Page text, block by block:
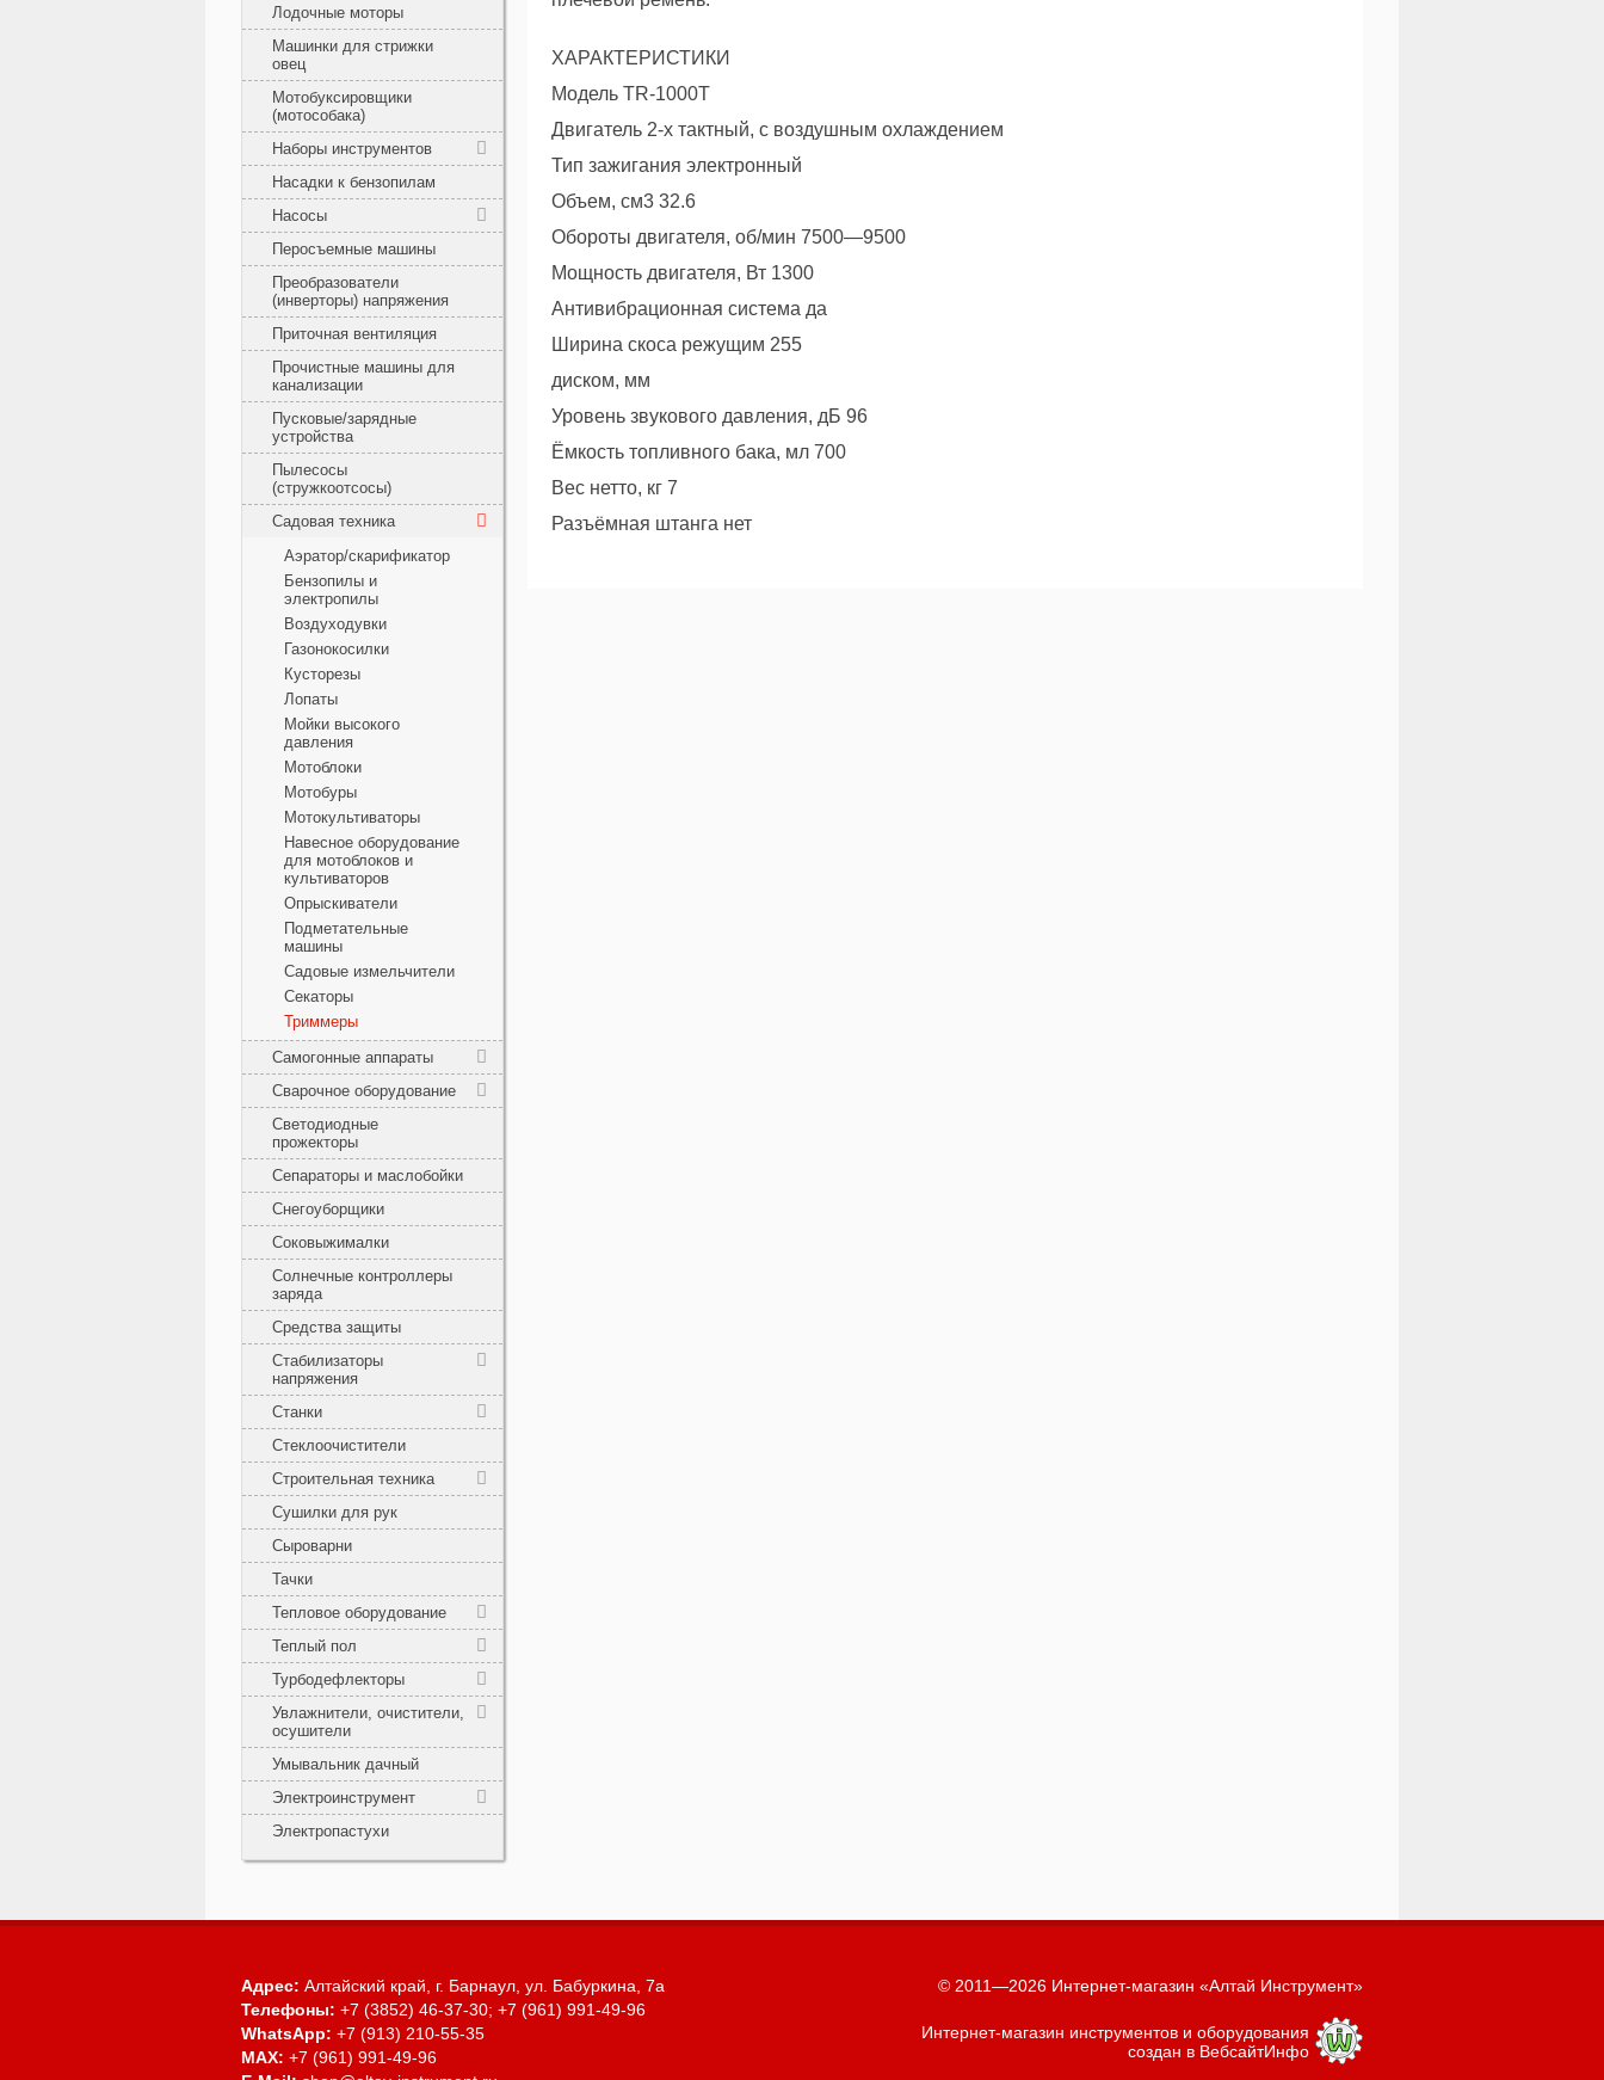
Лодочные моторы
Машинки для стрижки
овец
Мотобуксировщики
(мотособака)
Наборы инструментов
Насадки к бензопилам
Насосы
Перосъемные машины
Преобразователи
(инверторы) напряжения
Приточная вентиляция
Прочистные машины для
канализации
Пусковые/зарядные
устройства
Пылесосы
(стружкоотсосы)
Садовая техника
Аэратор/скарификатор
Бензопилы и
электропилы
Воздуходувки
Газонокосилки
Кусторезы
Лопаты
Мойки высокого
давления
Мотоблоки
Мотобуры
Мотокультиваторы
Навесное оборудование
для мотоблоков и
культиваторов
Опрыскиватели
Подметательные
машины
Садовые измельчители
Секаторы
Триммеры
Самогонные аппараты
Сварочное оборудование
Светодиодные
прожекторы
Сепараторы и маслобойки
Снегоуборщики
Соковыжималки
Солнечные контроллеры
заряда
Средства защиты
Стабилизаторы
напряжения
Станки
Стеклоочистители
Строительная техника
Сушилки для рук
Сыроварни
Тачки
Тепловое оборудование
Теплый пол
Турбодефлекторы
Увлажнители, очистители,
осушители
Умывальник дачный
Электроинструмент
Электропастухи
ХАРАКТЕРИСТИКИ
Модель TR-1000T
Двигатель 2-х тактный, с воздушным охлаждением
Тип зажигания электронный
Объем, см3 32.6
Обороты двигателя, об/мин 7500—9500
Мощность двигателя, Вт 1300
Антивибрационная система да
Ширина скоса режущим 255
диском, мм
Уровень звукового давления, дБ 96
Ёмкость топливного бака, мл 700
Вес нетто, кг 7
Разъёмная штанга нет
Адрес: Алтайский край, г. Барнаул, ул. Бабуркина, 7а
Телефоны: +7 (3852) 46-37-30; +7 (961) 991-49-96
WhatsApp: +7 (913) 210-55-35
MAX: +7 (961) 991-49-96
© 2011—2026 Интернет-магазин «Алтай Инструмент»
Интернет-магазин инструментов и оборудования
создан в ВебсайтИнфо